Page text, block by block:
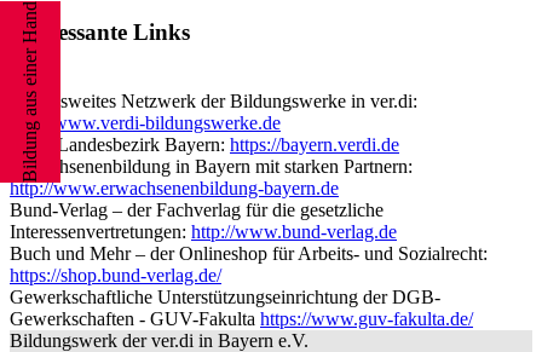
Bildung aus einer Hand
Interessante Links
Bundesweites Netzwerk der Bildungswerke in ver.di:
http://www.verdi-bildungswerke.de
ver.di Landesbezirk Bayern: https://bayern.verdi.de
Erwachsenenbildung in Bayern mit starken Partnern:
http://www.erwachsenenbildung-bayern.de
Bund-Verlag – der Fachverlag für die gesetzliche
Interessenvertretungen: http://www.bund-verlag.de
Buch und Mehr – der Onlineshop für Arbeits- und Sozialrecht:
https://shop.bund-verlag.de/
Gewerkschaftliche Unterstützungseinrichtung der DGB-
Gewerkschaften - GUV-Fakulta https://www.guv-fakulta.de/
Bildungswerk der ver.di in Bayern e.V.